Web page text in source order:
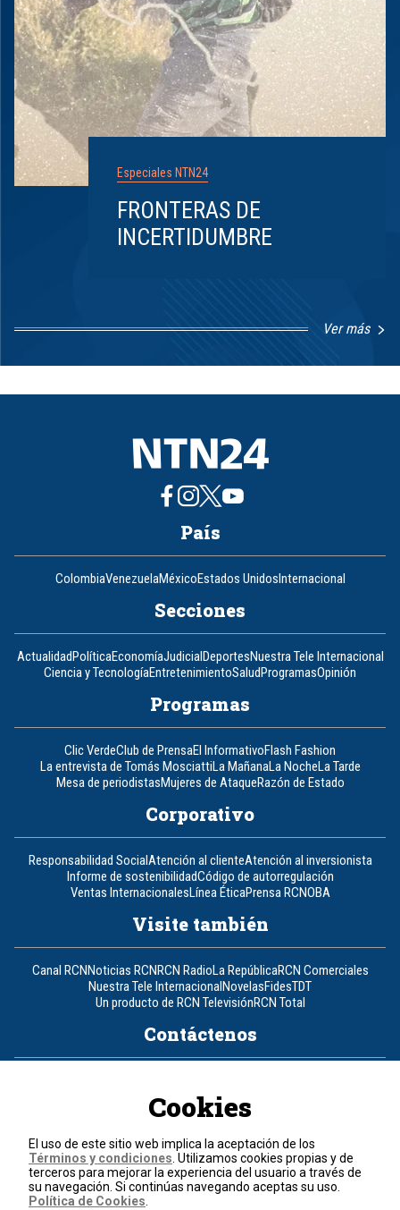
Especiales NTN24
FRONTERAS DE
INCERTIDUMBRE
Ver más
1
8
País
ColombiaVenezuelaMéxicoEstados UnidosInternacional
Secciones
ActualidadPolíticaEconomíaJudicialDeportesNuestra Tele Internacional
Ciencia y TecnologíaEntretenimientoSaludProgramasOpinión
Programas
Clic VerdeClub de PrensaEl InformativoFlash Fashion
La entrevista de Tomás MosciattiLa MañanaLa NocheLa Tarde
Mesa de periodistasMujeres de AtaqueRazón de Estado
Corporativo
Responsabilidad SocialAtención al clienteAtención al inversionista
Informe de sostenibilidadCódigo de autorregulación
Ventas InternacionalesLínea ÉticaPrensa RCNOBA
Visite también
Canal RCNNoticias RCNRCN RadioLa RepúblicaRCN Comerciales
Nuestra Tele InternacionalNovelasFidesTDT
Un producto de RCN TelevisiónRCN Total
Contáctenos
Política de cookies
Términos y condiciones
© 2026, RCN Medios.
Todos los derechos reservados.
Cookies
El uso de este sitio web implica la aceptación de los
Términos y condiciones . Utilizamos cookies propias y de
terceros para mejorar la experiencia del usuario a través de
su navegación. Si continúas navegando aceptas su uso.
Política de Cookies